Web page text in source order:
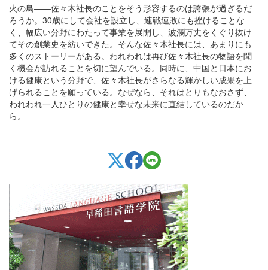
火の鳥――佐々木社長のことをそう形容するのは誇張が過ぎるだ
ろうか。30歳にして会社を設立し、連戦連敗にも挫けることな
く、幅広い分野にわたって事業を展開し、波瀾万丈をくぐり抜け
てその創業史を紡いできた。そんな佐々木社長には、あまりにも
多くのストーリーがある。われわれは再び佐々木社長の物語を聞
く機会が訪れることを切に望んでいる。同時に、中国と日本にお
ける健康という分野で、佐々木社長がさらなる輝かしい成果を上
げられることを願っている。なぜなら、それはとりもなおさず、
われわれ一人ひとりの健康と幸せな未来に直結しているのだか
ら。